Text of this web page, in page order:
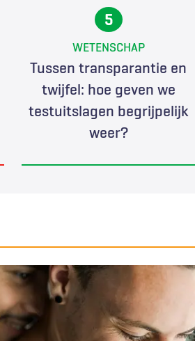
WETENSCHAP
Tussen transparantie en
twijfel: hoe geven we
testuitslagen begrijpelijk
weer?